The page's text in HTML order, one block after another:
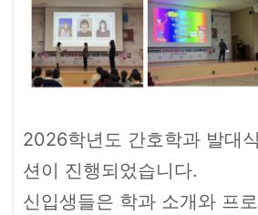
2026학년도 간호학과 발대
션이 진행되었습니다.
신입생들은 학과 소개와 프